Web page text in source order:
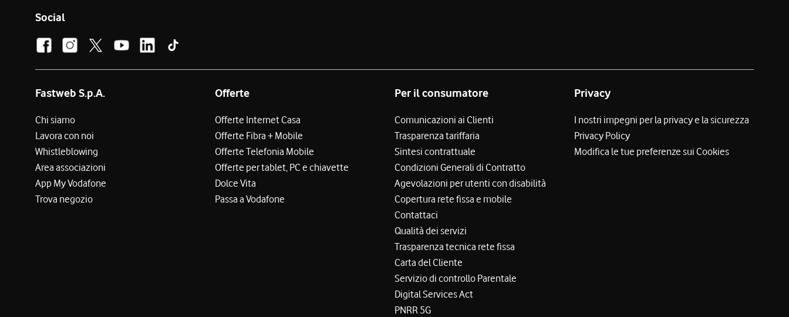
Social
Fastweb S.p.A.
Chi siamo
Lavora con noi
Whistleblowing
Area associazioni
App My Vodafone
Trova negozio
Offerte
Offerte Internet Casa
Offerte Fibra + Mobile
Offerte Telefonia Mobile
Offerte per tablet, PC e chiavette
Dolce Vita
Passa a Vodafone
Per il consumatore
Comunicazioni ai Clienti
Trasparenza tariffaria
Sintesi contrattuale
Condizioni Generali di Contratto
Agevolazioni per utenti con disabilità
Copertura rete fissa e mobile
Contattaci
Qualità dei servizi
Trasparenza tecnica rete fissa
Carta del Cliente
Servizio di controllo Parentale
Digital Services Act
PNRR 5G
Privacy
I nostri impegni per la privacy e la sicurezza
Privacy Policy
Modifica le tue preferenze sui Cookies